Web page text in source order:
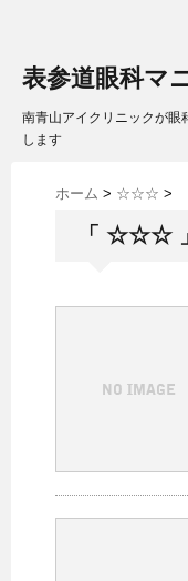
表参道眼科マ
南青山アイクリニックが眼
します
ホーム > ☆☆☆ >
「 ☆☆☆